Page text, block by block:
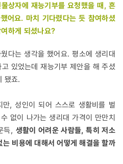
상자에 재능기부를 요청했을 때, 흔
어요. 마치 기다렸다는 듯 참여하셨
하게 되셨나요?
다는 생각을 했어요. 평소에 생리대
있었는데 재능기부 제안을 해 주셨
됐죠.
만, 성인이 되어 스스로 생활비를 벌
없이 나가는 생리대 가격이 만만치
득, 생활이 어려운 사람들, 특히 저소
비용에 대해서 어떻게 해결을 할까